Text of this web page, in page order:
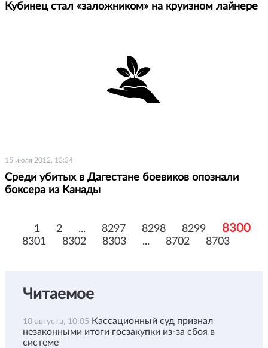
Кубинец стал «заложником» на круизном лайнере
15 июля 2012, 13:34
Среди убитых в Дагестане боевиков опознали
боксера из Канады
1 2 ... 8297 8298 8299 8300
8301 8302 8303 ... 8702 8703
Читаемое
10 августа, 10:05 Кассационный суд признал
незаконными итоги госзакупки из-за сбоя в
системе